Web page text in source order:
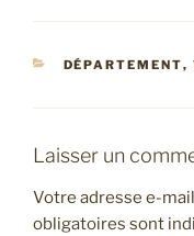
CATÉGORIES
DÉPARTEMENT,
Laisser un
Votre adresse e-
obligatoires sont